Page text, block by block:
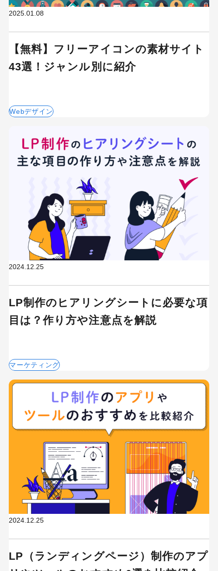
2025.01.08
【無料】フリーアイコンの素材サイト
43選！ジャンル別に紹介
Webデザイン
2024.12.25
LP制作のヒアリングシートに必要な項
目は？作り方や注意点を解説
マーケティング
2024.12.25
LP（ランディングページ）制作のアプ